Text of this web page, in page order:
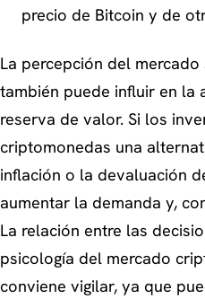
precio de Bitcoin y de
La percepción del
también puede influir en la
reserva de valor. Si los
criptomonedas una
inflación o la devaluación
aumentar la demanda y,
La relación entre las
psicología del mercado
conviene vigilar, ya que